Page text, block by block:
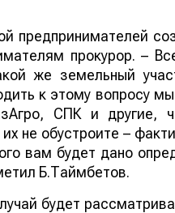
предпринимателей
прокурор. –
же земельный
к этому вопросу
СПК и другие,
не обустроите –
вам будет дано
Б.Таймбетов.
будет